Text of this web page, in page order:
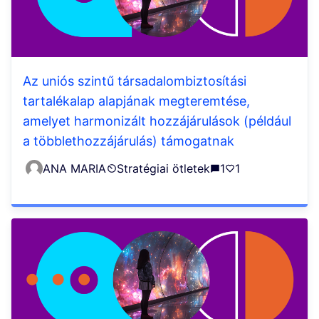
Az uniós szintű társadalombiztosítási
tartalékalap alapjának megteremtése,
amelyet harmonizált hozzájárulások (például
a többlethozzájárulás) támogatnak
ANA MARIA Stratégiai ötletek 1 1